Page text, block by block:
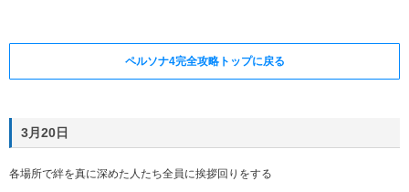
ペルソナ4完全攻略トップに戻る
3月20日
各場所で絆を真に深めた人たち全員に挨拶回りをする